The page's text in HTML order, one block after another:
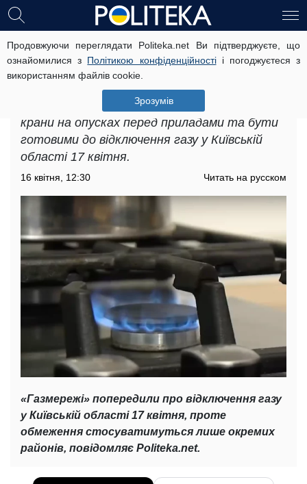
Продовжуючи переглядати Politeka.net Ви підтверджуєте, що
ознайомилися з Політикою конфіденційностіі погоджуєтеся з
використанням файлів cookie.
Зрозумів
Відключення газу у Київській
області 17 квітня: з'явилося
важливе попередження
«Газмережі» просять заздалегідь перекрити
крани на опусках перед приладами та бути
готовими до відключення газу у Київській
області 17 квітня.
16 квітня, 12:30 Читать на русском
«Газмережі» попередили про відключення газу
у Київській області 17 квітня, проте
обмеження стосуватимуться лише окремих
районів, повідомляє Politeka.net.